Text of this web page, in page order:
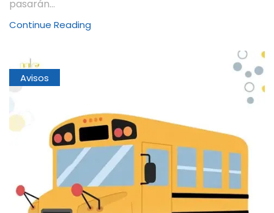
pasarán...
Continue Reading
Avisos